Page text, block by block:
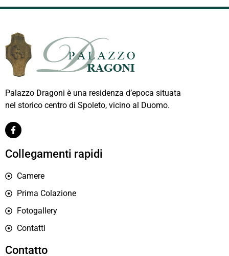
Palazzo Dragoni è una residenza d’epoca situata
nel storico centro di Spoleto, vicino al Duomo.
Collegamenti rapidi
Camere
Prima Colazione
Fotogallery
Contatti
Contatto